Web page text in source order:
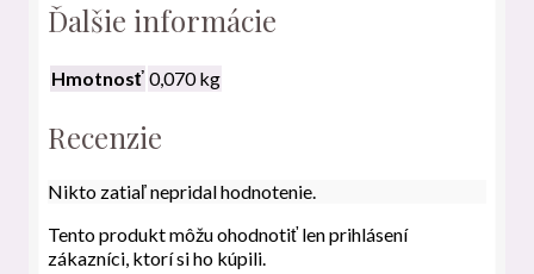
Ďalšie informácie
Hmotnosť 0,070 kg
Recenzie
Nikto zatiaľ nepridal hodnotenie.
Tento produkt môžu ohodnotiť len prihlásení
zákazníci, ktorí si ho kúpili.